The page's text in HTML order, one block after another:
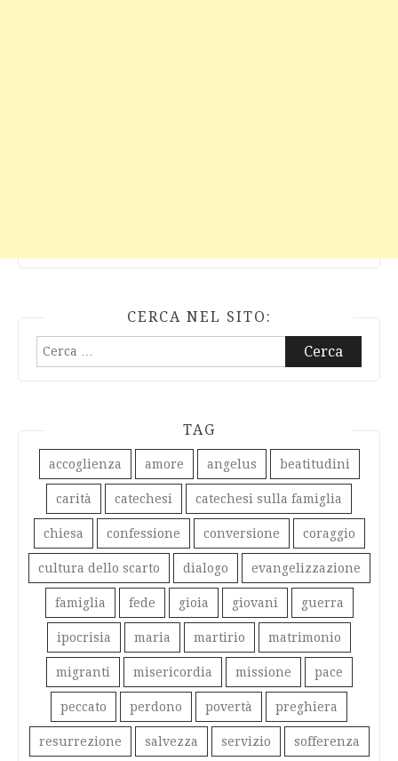
CERCA NEL SITO:
Ricerca
TAG
accoglienza amore angelus beatitudini
carità catechesi catechesi sulla famiglia
chiesa confessione conversione coraggio
cultura dello scarto dialogo evangelizzazione
famiglia fede gioia giovani guerra
ipocrisia maria martirio matrimonio
migranti misericordia missione pace
peccato perdono povertà preghiera
resurrezione salvezza servizio sofferenza